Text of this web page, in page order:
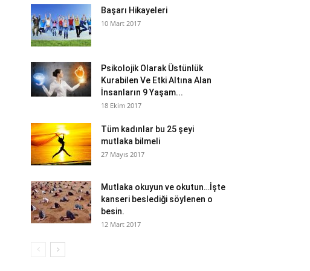
Başarı Hikayeleri
10 Mart 2017
Psikolojik Olarak Üstünlük
Kurabilen Ve Etki Altına Alan
İnsanların 9 Yaşam...
18 Ekim 2017
Tüm kadınlar bu 25 şeyi
mutlaka bilmeli
27 Mayıs 2017
Mutlaka okuyun ve okutun…İşte
kanseri beslediği söylenen o
besin.
12 Mart 2017